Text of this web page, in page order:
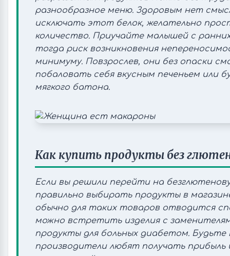
разнообразное меню. Здоровым нет
исключать этот белок, желательно
количество. Приучайте малышей с
тогда риск возникновения
минимуму. Повзрослев, они без опаски
побаловать себя вкусным печеньем или
мягкого батона.
Как купить продукты без
Если вы решили перейти на
правильно выбирать продукты в
обычно для таких товаров отводится
можно встретить изделия с
продукты для больных диабетом. Будьте
производители любят получать